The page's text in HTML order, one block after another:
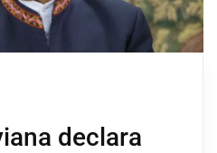
declara